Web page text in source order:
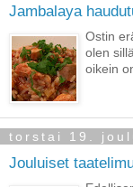
Jambalaya
Ostin
olen
oikein
torstai 19.
Jouluiset